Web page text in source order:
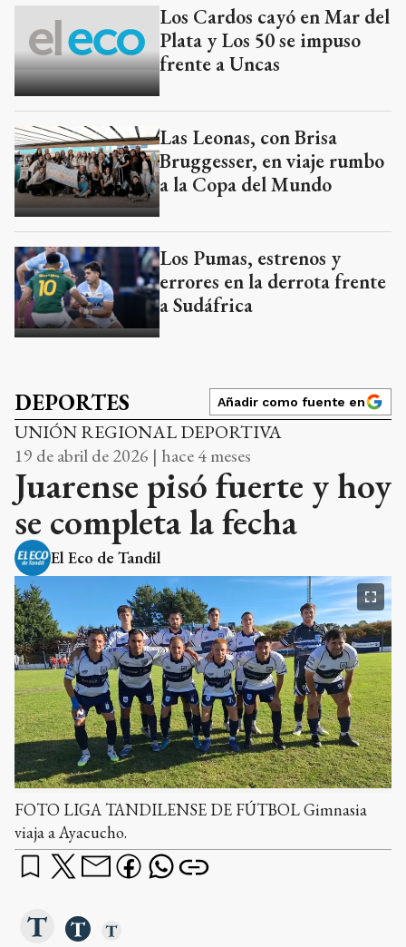
Los Cardos cayó en Mar del
Plata y Los 50 se impuso
frente a Uncas
Las Leonas, con Brisa
Bruggesser, en viaje rumbo
a la Copa del Mundo
Los Pumas, estrenos y
errores en la derrota frente
a Sudáfrica
DEPORTES Añadir como fuente en
UNIÓN REGIONAL DEPORTIVA
19 de abril de 2026 | hace 4 meses
Juarense pisó fuerte y hoy
se completa la fecha
El Eco de Tandil
FOTO LIGA TANDILENSE DE FÚTBOL Gimnasia
viaja a Ayacucho.